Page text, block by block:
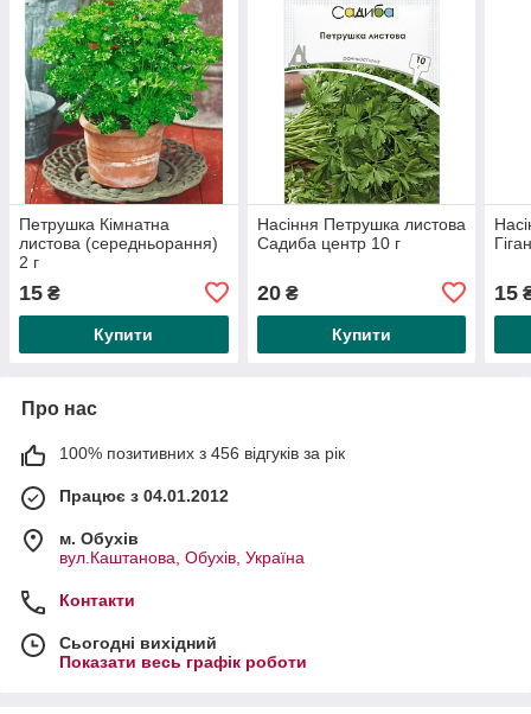
Петрушка Кімнатна
листова (середньорання)
2 г
15 ₴
Купити
Насіння Петрушка листова
Садиба центр 10 г
20₴
Купити
15
Про нас
100% позитивних з 456 відгуків за рік
Працює з 04.01.2012
м. Обухів
вул.Каштанова, Обухів, Україна
Контакти
Сьогодні вихідний
Показати весь графік роботи